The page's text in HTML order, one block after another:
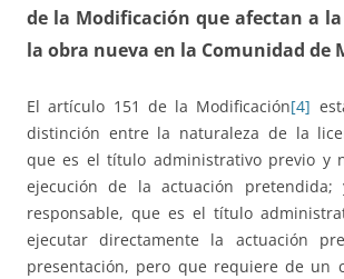
de la Modificación que afectan a
la obra nueva en la Comunidad de
El artículo 151 de la Modificación[4]
distinción entre la naturaleza de la
que es el título administrativo previo y
ejecución de la actuación pretendida;
responsable, que es el título
ejecutar directamente la actuación
presentación, pero que requiere de un